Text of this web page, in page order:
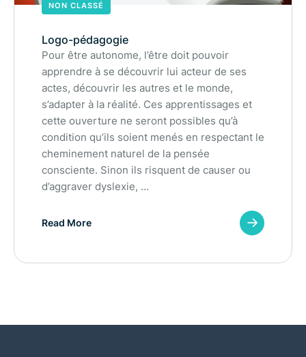
NON CLASSÉ
Logo-pédagogie
Pour être autonome, l’être doit pouvoir
apprendre à se découvrir lui acteur de ses
actes, découvrir les autres et le monde,
s’adapter à la réalité. Ces apprentissages et
cette ouverture ne seront possibles qu’à
condition qu’ils soient menés en respectant le
cheminement naturel de la pensée
consciente. Sinon ils risquent de causer ou
d’aggraver dyslexie, …
Read More